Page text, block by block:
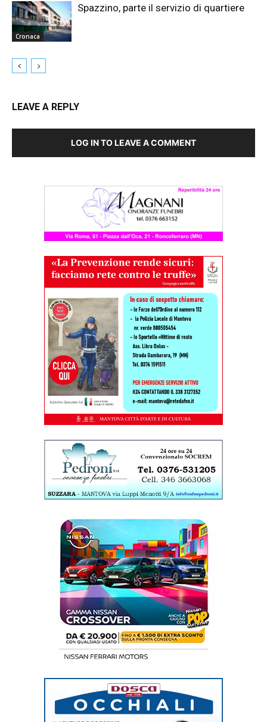
Cronaca
Spazzino, parte il servizio di quartiere
LEAVE A REPLY
LOG IN TO LEAVE A COMMENT